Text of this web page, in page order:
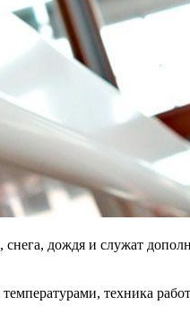
дождя и служат
техника